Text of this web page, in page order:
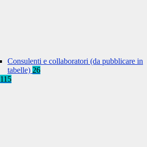
Consulenti e collaboratori (da pubblicare in
tabelle) 26
115